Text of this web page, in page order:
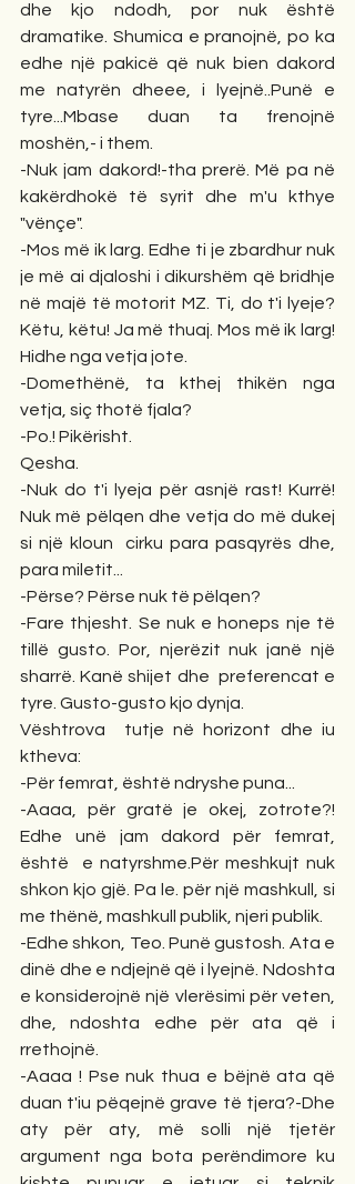
dhe kjo ndodh, por nuk është
dramatike. Shumica e pranojnë, po ka
edhe një pakicë që nuk bien dakord
me natyrën dheee, i lyejnë..Punë e
tyre...Mbase duan ta frenojnë
moshën,- i them.
-Nuk jam dakord!-tha prerë. Më pa në
kakërdhokë të syrit dhe m'u kthye
"vënçe".
-Mos më ik larg. Edhe ti je zbardhur nuk
je më ai djaloshi i dikurshëm që bridhje
në majë të motorit MZ. Ti, do t'i lyeje?
Këtu, këtu! Ja më thuaj. Mos më ik larg!
Hidhe nga vetja jote.
-Domethënë, ta kthej thikën nga
vetja, siç thotë fjala?
-Po.! Pikërisht.
Qesha.
-Nuk do t'i lyeja për asnjë rast! Kurrë!
Nuk më pëlqen dhe vetja do më dukej
si një kloun  cirku para pasqyrës dhe,
para miletit...
-Përse? Përse nuk të pëlqen?
-Fare thjesht. Se nuk e honeps nje të
tillë gusto. Por, njerëzit nuk janë një
sharrë. Kanë shijet dhe  preferencat e
tyre. Gusto-gusto kjo dynja.
Vështrova  tutje në horizont dhe iu
ktheva:
-Për femrat, është ndryshe puna...
-Aaaa, për gratë je okej, zotrote?!
Edhe unë jam dakord për femrat,
është  e natyrshme.Për meshkujt nuk
shkon kjo gjë. Pa le. për një mashkull, si
me thënë, mashkull publik, njeri publik.
-Edhe shkon, Teo. Punë gustosh. Ata e
dinë dhe e ndjejnë që i lyejnë. Ndoshta
e konsiderojnë një vlerësimi për veten,
dhe, ndoshta edhe për ata që i
rrethojnë.
-Aaaa ! Pse nuk thua e bëjnë ata që
duan t'iu pëqejnë grave të tjera?-Dhe
aty për aty, më solli një tjetër
argument nga bota perëndimore ku